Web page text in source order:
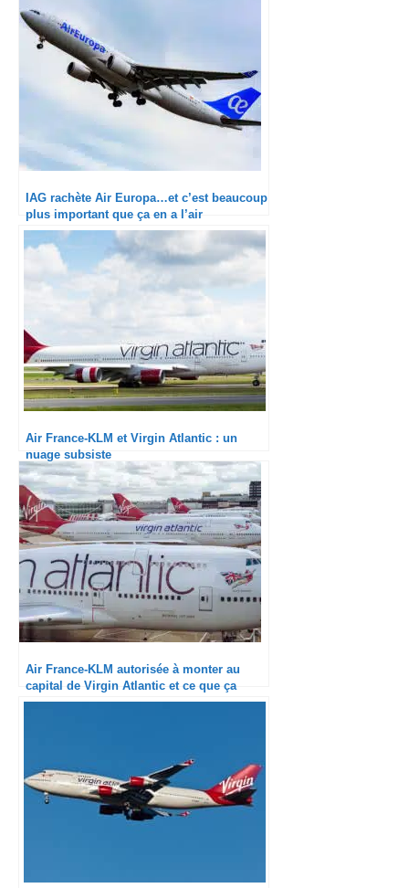
IAG rachète Air Europa…et c’est beaucoup
plus important que ça en a l’air
Air France-KLM et Virgin Atlantic : un
nuage subsiste
Air France-KLM autorisée à monter au
capital de Virgin Atlantic et ce que ça
laisse présager